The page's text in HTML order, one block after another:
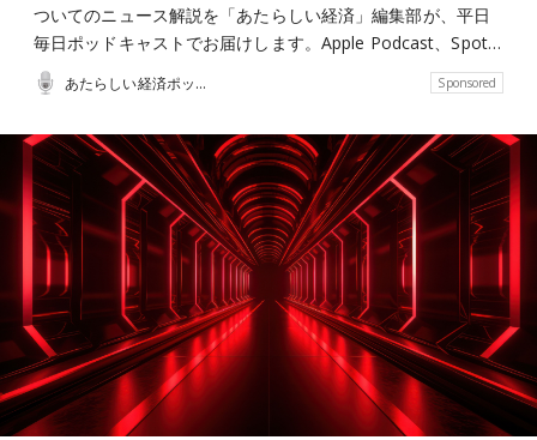
ついてのニュース解説を「あたらしい経済」編集部が、平日
毎日ポッドキャストでお届けします。Apple Podcast、Spot…
あたらしい経済ポッドキャスト Sponsored